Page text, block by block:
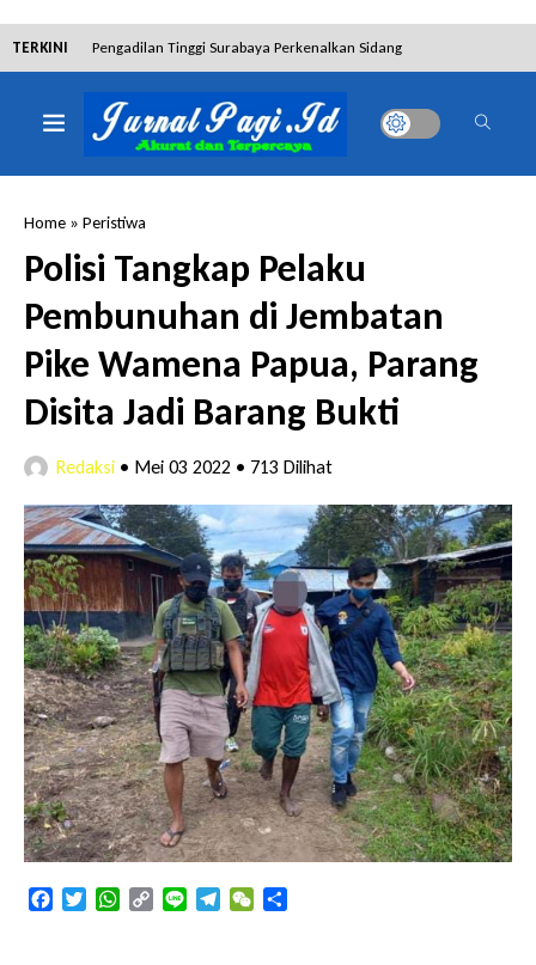
TERKINI Pengadilan Tinggi Surabaya Perkenalkan Sidang
Elektronik dan Sosialisasikan Ketentuan Baru KUHAP
Dibantah Terdakwa Ranto Hensa, Salim Himawan
Terpidana Penipuan 10 Miliar
Lakukan Pencurian dengan Pemberatan,
Muhammad Syifa Dihukum 4 Bulan Penjara
RSUD Bangil Raih Penghargaan Internasional WSO,
Perkuat Layanan Code Stroke Lewat Webinar
Hakim Sebut Saksi Beruntung Tak Terseret Perkara
Angkutan Bawang Bombay Tak Sesuai Dokumen
Home » Peristiwa
Polisi Tangkap Pelaku
Pembunuhan di Jembatan
Pike Wamena Papua, Parang
Disita Jadi Barang Bukti
Redaksi • Mei 03 2022 • 713 Dilihat
FacebookTwitterWhatsApp
Copy
Line TelegramWeChat